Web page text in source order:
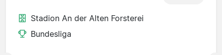
Stadion An der Alten Forsterei
Bundesliga